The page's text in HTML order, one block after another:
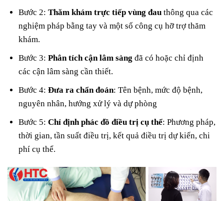
Bước 2: Thăm khám trực tiếp vùng đau thông qua các
nghiệm pháp bằng tay và một số công cụ hỡ trợ thăm
khám.
Bước 3:Phân tích cận lâm sàng đã có hoặc chỉ định
các cận lâm sàng cần thiết.
Bước 4:Đưa ra chẩn đoán: Tên bệnh, mức độ bệnh,
nguyên nhân, hướng xử lý và dự phòng
Bước 5:Chỉ định phác đồ điều trị cụ thể: Phương pháp,
thời gian, tần suất điều trị, kết quả điều trị dự kiến, chi
phí cụ thể.